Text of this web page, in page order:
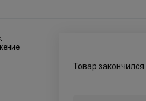
Товар закончился